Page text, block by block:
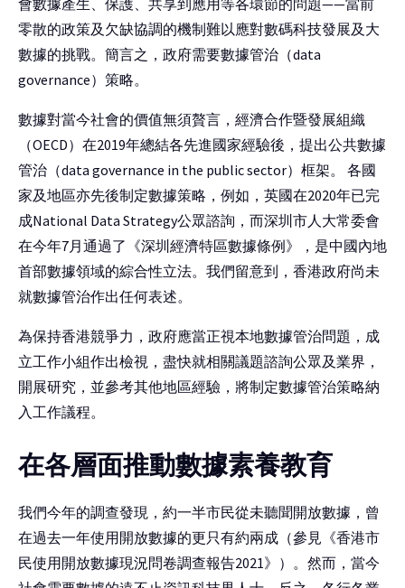
會數據產生、保護、共享到應用等各環節的問題——當前
零散的政策及欠缺協調的機制難以應對數碼科技發展及大
數據的挑戰。簡言之，政府需要數據管治（data
governance）策略。
數據對當今社會的價值無須贅言，經濟合作暨發展組織
（OECD）在2019年總結各先進國家經驗後，提出公共數據
管治（data governance in the public sector）框架。 各國
家及地區亦先後制定數據策略，例如，英國在2020年已完
成National Data Strategy公眾諮詢，而深圳市人大常委會
在今年7月通過了《深圳經濟特區數據條例》，是中國內地
首部數據領域的綜合性立法。我們留意到，香港政府尚未
就數據管治作出任何表述。
為保持香港競爭力，政府應當正視本地數據管治問題，成
立工作小組作出檢視，盡快就相關議題諮詢公眾及業界，
開展研究，並參考其他地區經驗，將制定數據管治策略納
入工作議程。
在各層面推動數據素養教育
我們今年的調查發現，約一半市民從未聽聞開放數據，曾
在過去一年使用開放數據的更只有約兩成（參見《香港市
民使用開放數據現況問卷調查報告2021》）。然而，當今